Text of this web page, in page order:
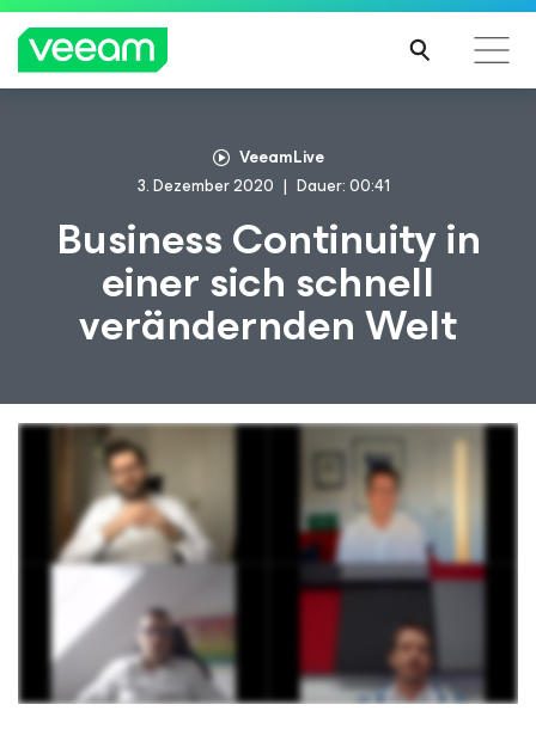
Hinweise von Veeam für Kunden, die vom Content-
Update von CrowdStrike betroffen sind
ERFA
VeeamLive
3. Dezember 2020
Dauer: 00:41
Business Continuity in
einer sich schnell
verändernden Welt